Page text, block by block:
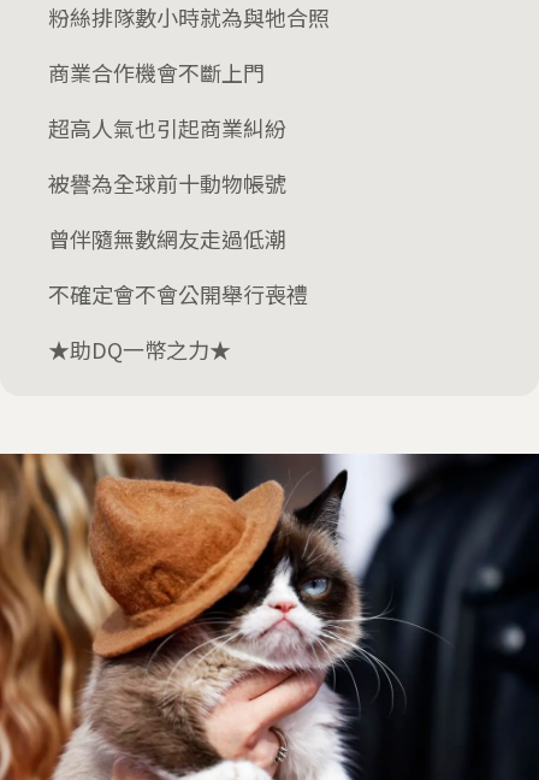
粉絲排隊數小時就為與牠合照
商業合作機會不斷上門
超高人氣也引起商業糾紛
被譽為全球前十動物帳號
曾伴隨無數網友走過低潮
不確定會不會公開舉行喪禮
★助DQ一幣之力★